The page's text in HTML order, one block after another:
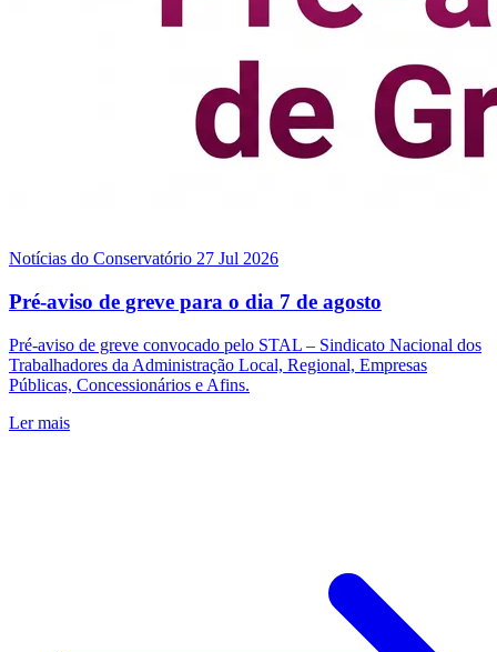
Notícias do Conservatório 27 Jul 2026
Pré-aviso de greve para o dia 7 de agosto
Pré-aviso de greve convocado pelo STAL – Sindicato Nacional dos
Trabalhadores da Administração Local, Regional, Empresas
Públicas, Concessionários e Afins.
Ler mais